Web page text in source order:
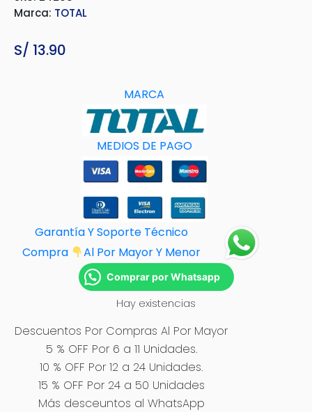
Marca: TOTAL
S/ 13.90
MARCA
MEDIOS DE PAGO
Garantía Y Soporte Técnico
Compra
Al Por Mayor Y Menor
Comprar por Whatsapp
Hay existencias
Descuentos Por Compras Al Por Mayor
5 % OFF Por 6 a 11 Unidades.
10 % OFF Por 12 a 24 Unidades.
15 % OFF Por 24 a 50 Unidades
Más desceuntos al WhatsApp